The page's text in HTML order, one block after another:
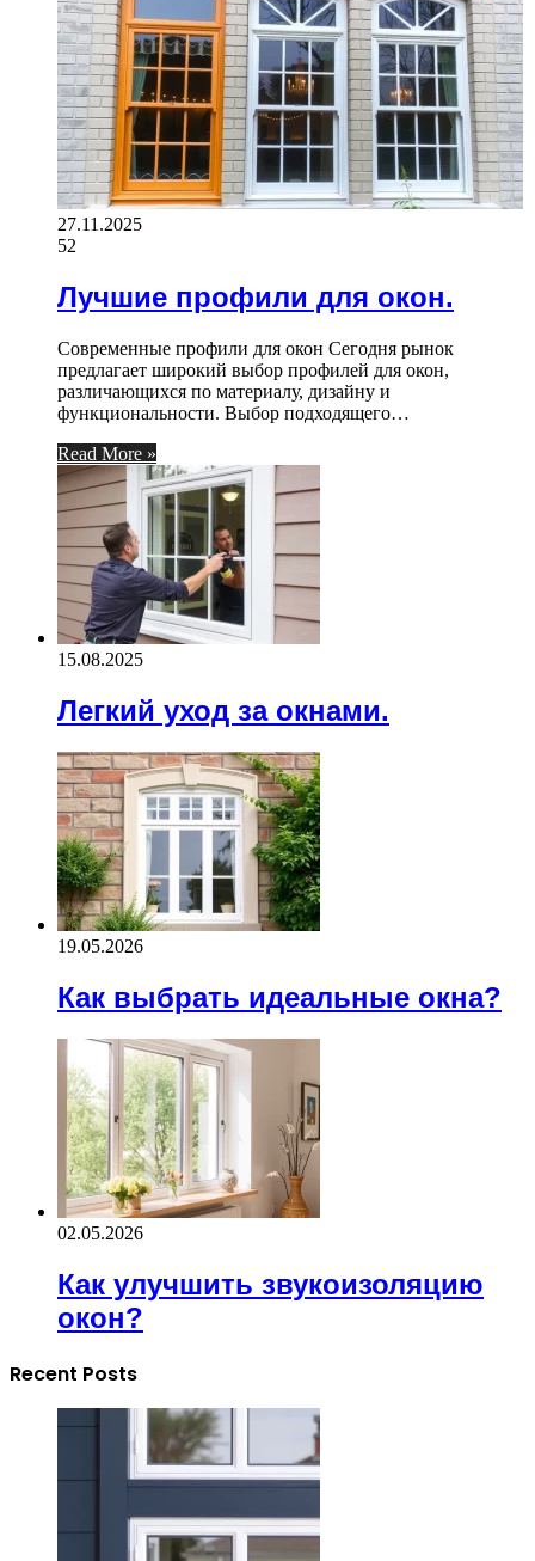
27.11.2025
52
Лучшие профили для окон.
Современные профили для окон Сегодня рынок
предлагает широкий выбор профилей для окон,
различающихся по материалу, дизайну и
функциональности. Выбор подходящего…
Read More »
15.08.2025
Легкий уход за окнами.
19.05.2026
Как выбрать идеальные окна?
02.05.2026
Как улучшить звукоизоляцию
окон?
Recent Posts